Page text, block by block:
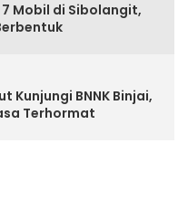
Mobil di Sibolangit,
Kunjungi BNNK Binjai,
Terhormat